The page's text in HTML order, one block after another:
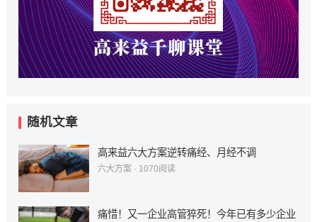
随机文章
高来益六大方案逆转痛经、月经不调
六大方案· 1070阅读
痛惜！又一企业高管猝死！今年已有多少企业